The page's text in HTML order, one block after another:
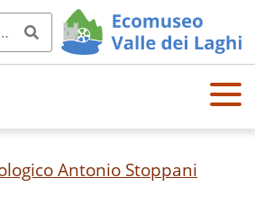
OPE
N
Antonio Stoppani